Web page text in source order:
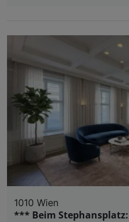
1010 Wien
*** Beim